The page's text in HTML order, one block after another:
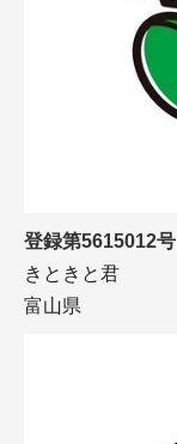
登録第5615012号
きときと君
富山県